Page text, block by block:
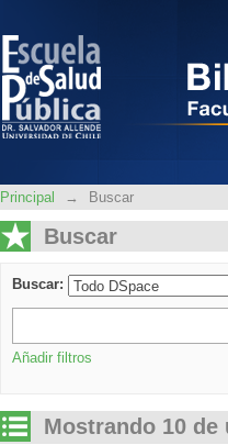
Principal → Buscar
Buscar
Buscar:
Añadir filtros
Mostrando 10